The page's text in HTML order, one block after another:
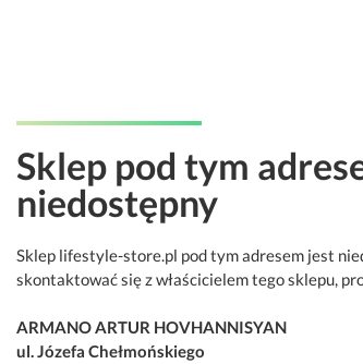
Sklep pod tym
niedostępny
Sklep lifestyle-store.pl pod tym adresem jest
skontaktować się z właścicielem tego sklepu,
ARMANO ARTUR HOVHANNISYAN
ul. Józefa Chełmońskiego